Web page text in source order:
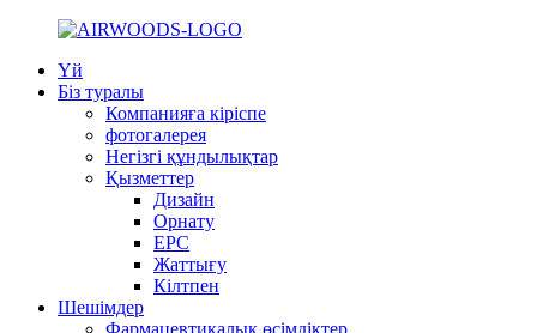
Үй
Біз туралы
Компанияға кіріспе
фотогалерея
Негізгі құндылықтар
Қызметтер
Дизайн
Орнату
EPC
Жаттығу
Кілтпен
Шешімдер
Фармацевтикалық өсімдіктер